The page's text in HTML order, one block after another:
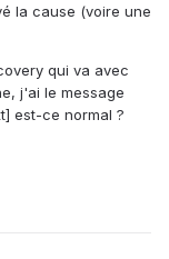
la cause (voire une
qui va avec
j'ai le message
est-ce normal ?